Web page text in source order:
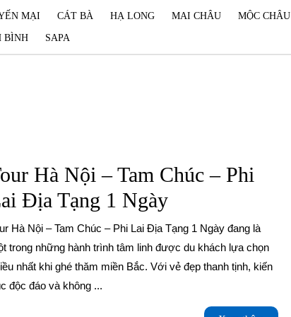
MẠI CÁT BÀ HẠ LONG MAI CHÂU MỘC CHÂU
BÌNH SAPA
Hà Nội – Tam Chúc – Phi
Địa Tạng 1 NgàyTour
Hà
Nội
–
Tam
trong những hành trình tâm linh được du khách lựa chọn
nhất khi ghé thăm miền Bắc. Với vẻ đẹp thanh tịnh, kiến
độc đáo và không ...